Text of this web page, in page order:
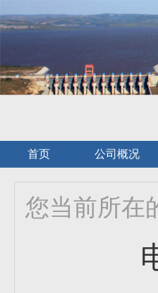
首页 公司概况
您当前所在